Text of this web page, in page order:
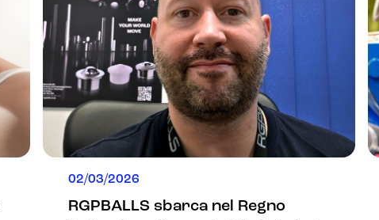
02/03/2026
RGPBALLS sbarca nel Regno